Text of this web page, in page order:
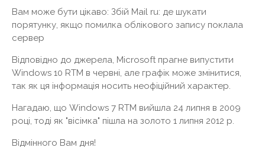
Вам може бути цікаво: Збій Mail ru: де шукати
порятунку, якщо помилка облікового запису поклала
сервер
Відповідно до джерела, Microsoft прагне випустити
Windows 10 RTM в червні, але графік може змінитися,
так як ця інформація носить неофіційний характер.
Нагадаю, що Windows 7 RTM вийшла 24 липня в 2009
році, тоді як "вісімка" пішла на золото 1 липня 2012 р.
Відмінного Вам дня!